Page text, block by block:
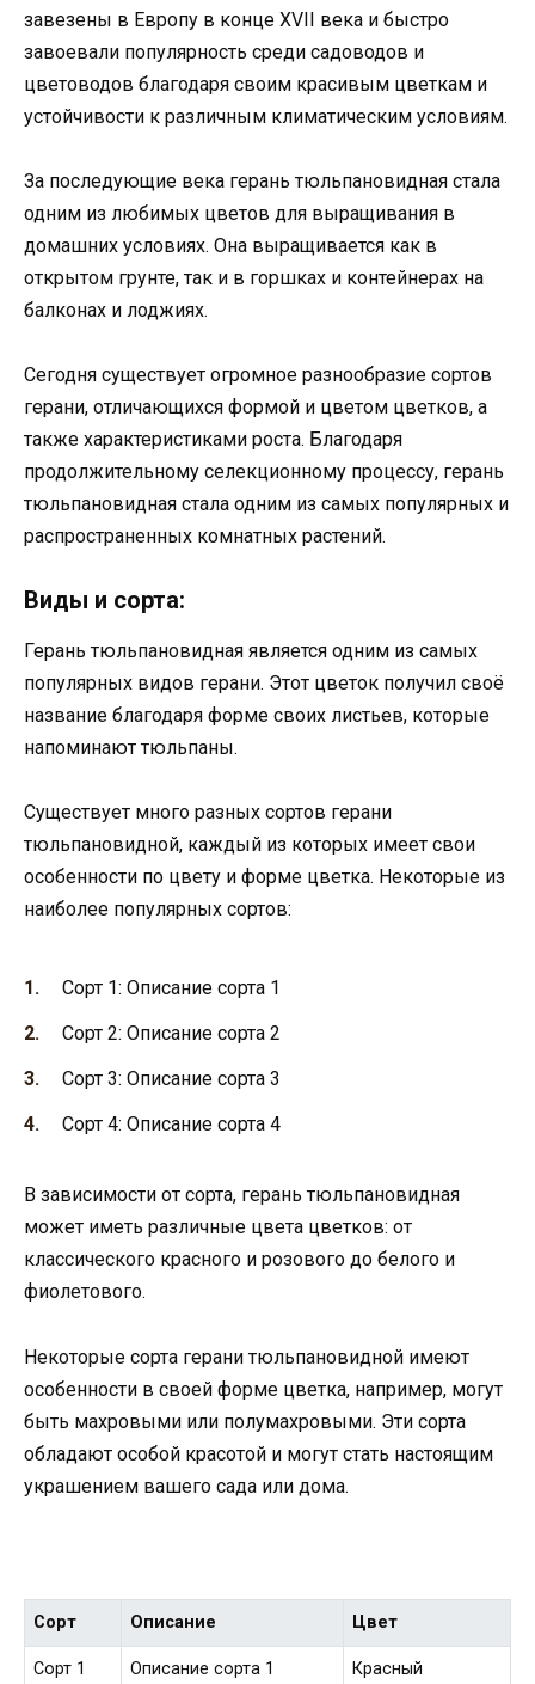
завезены в Европу в конце XVII века и быстро
завоевали популярность среди садоводов и
цветоводов благодаря своим красивым цветкам и
устойчивости к различным климатическим условиям.
За последующие века герань тюльпановидная стала
одним из любимых цветов для выращивания в
домашних условиях. Она выращивается как в
открытом грунте, так и в горшках и контейнерах на
балконах и лоджиях.
Сегодня существует огромное разнообразие сортов
герани, отличающихся формой и цветом цветков, а
также характеристиками роста. Благодаря
продолжительному селекционному процессу, герань
тюльпановидная стала одним из самых популярных и
распространенных комнатных растений.
Виды и сорта:
Герань тюльпановидная является одним из самых
популярных видов герани. Этот цветок получил своё
название благодаря форме своих листьев, которые
напоминают тюльпаны.
Существует много разных сортов герани
тюльпановидной, каждый из которых имеет свои
особенности по цвету и форме цветка. Некоторые из
наиболее популярных сортов:
Сорт 1: Описание сорта 1
Сорт 2: Описание сорта 2
Сорт 3: Описание сорта 3
Сорт 4: Описание сорта 4
В зависимости от сорта, герань тюльпановидная
может иметь различные цвета цветков: от
классического красного и розового до белого и
фиолетового.
Некоторые сорта герани тюльпановидной имеют
особенности в своей форме цветка, например, могут
быть махровыми или полумахровыми. Эти сорта
обладают особой красотой и могут стать настоящим
украшением вашего сада или дома.
Сорт Описание Цвет
Сорт 1 Описание сорта 1 Красный